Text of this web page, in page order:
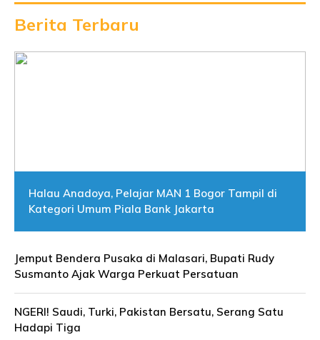
Berita Terbaru
Halau Anadoya, Pelajar MAN 1 Bogor Tampil di
Kategori Umum Piala Bank Jakarta
Jemput Bendera Pusaka di Malasari, Bupati Rudy
Susmanto Ajak Warga Perkuat Persatuan
NGERI! Saudi, Turki, Pakistan Bersatu, Serang Satu
Hadapi Tiga